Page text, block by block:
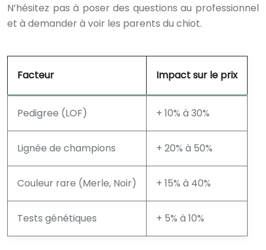
N’hésitez pas à poser des questions au professionnel
et à demander à voir les parents du chiot.
Facteur Impact sur le prix
Pedigree (LOF) + 10% à 30%
Lignée de champions + 20% à 50%
Couleur rare (Merle, Noir) + 15% à 40%
Tests génétiques + 5% à 10%